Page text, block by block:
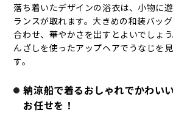
落ち着いたデザインの浴衣は、小物に
ランスが取れます。大きめの和装バッ
合わせ、華やかさを出すとよいでしょ
んざしを使ったアップヘアでうなじを
す。
納涼船で着るおしゃれでかわい
お任せを！